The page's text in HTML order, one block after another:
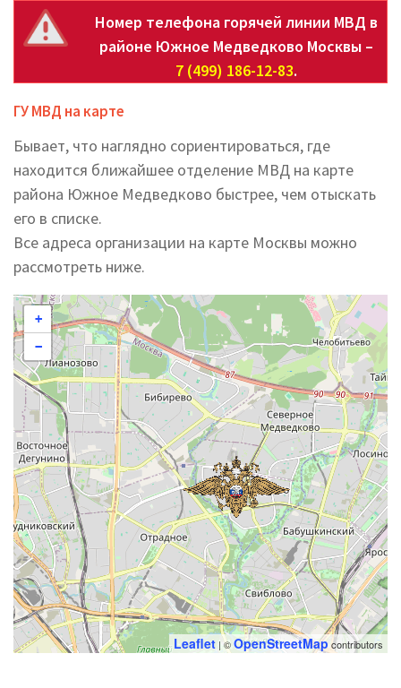
Номер телефона горячей линии МВД в
районе Южное Медведково Москвы –
7 (499) 186-12-83.
ГУ МВД на карте
Бывает, что наглядно сориентироваться, где
находится ближайшее отделение МВД на карте
района Южное Медведково быстрее, чем отыскать
его в списке.
Все адреса организации на карте Москвы можно
рассмотреть ниже.
+
−
Leaflet | ©OpenStreetMapcontributors